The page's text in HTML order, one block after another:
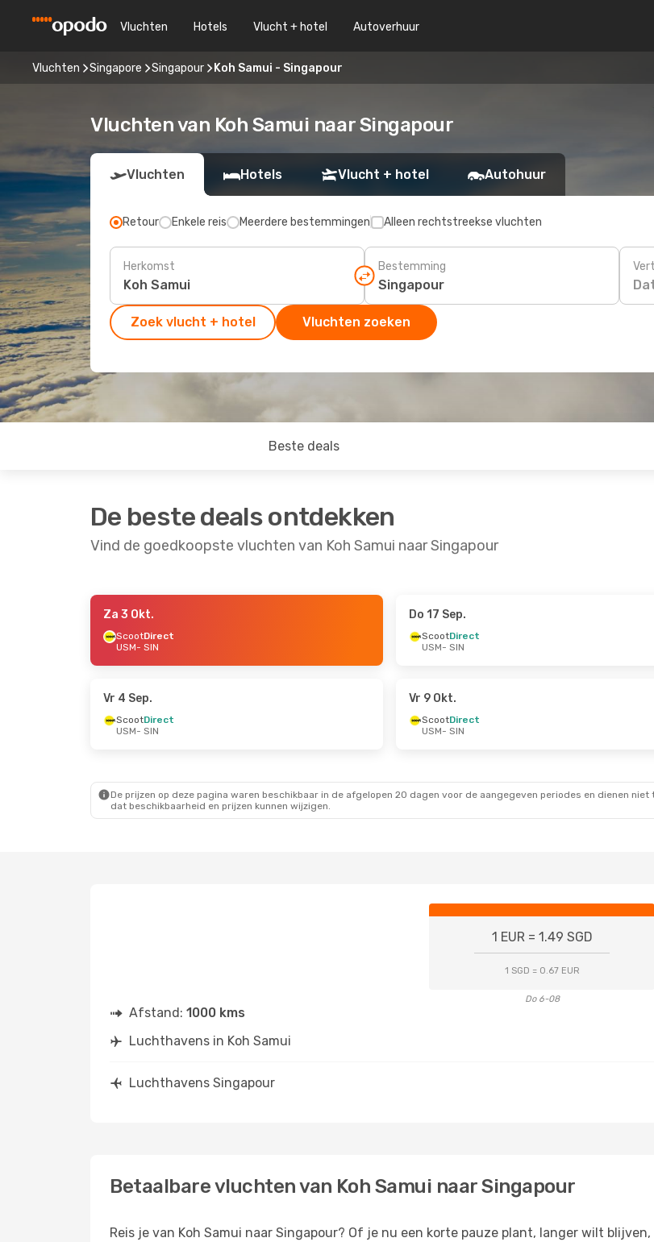
Vluchten Hotels Vlucht + hotel Autoverhuur
Vluchten Singapore Singapour Koh Samui - Singapour
Vluchten van Koh Samui naar Singapour
Vluchten Hotels Vlucht + hotel Autohuur
Retour Enkele reis Meerdere bestemmingen Alleen rechtstreekse vluchten
Herkomst Bestemming
Zoek vlucht + hotel Vluchten zoeken
Beste deals
De beste deals ontdekken
Vind de goedkoopste vluchten van Koh Samui naar Singapour
- Zo 6 Sep.
Za 3 Okt.
ScootDirect
USM- SIN
Do 17 Sep.
ScootDirect
USM- SIN
Vr 4 Sep.
ScootDirect
USM- SIN
Vr 9 Okt.
ScootDirect
USM- SIN
De prijzen op deze pagina waren beschikbaar in de afgelopen 20 dagen voor de aangegeven periodes en dienen
dat beschikbaarheid en prijzen kunnen wijzigen.
1 EUR = 1.49 SGD
1 SGD = 0.67 EUR
Do 6-08
Afstand: 1000 kms
Luchthavens in Koh Samui
Luchthavens Singapour
Betaalbare vluchten van Koh Samui naar Singapour
Reis je van Koh Samui naar Singapour? Of je nu een korte pauze plant, langer wilt